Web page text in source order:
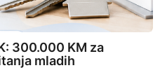
300.000 KM za
mladih